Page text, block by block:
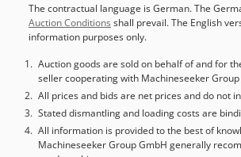
monocoluna – 15 t ==== Informações
Hidrobrasil - Modelo: Prensa monocoluna
Tipo de construção: Prensa de estrutura
monocoluna - Força de prensagem: máx.
Faixa de pressão: 5 – 17 t ajustável -
aprox. 1,1 t - Dimensões (C × L × A):
1.900 mm - Altura da mesa: 850 mm -
==== Área de trabalho - Abertura
350 mm Dkedpfxjitylgs Adler ==== Mesa
The contractual language is German. The
Auction Conditions shall prevail. The English
information purposes only.
Auction goods are sold on behalf of and for
seller cooperating with Machineseeker
All prices and bids are net prices and do not
Stated dismantling and loading costs are
All information is provided to the best of
Machineseeker Group GmbH generally